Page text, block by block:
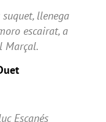
llenega
escairat, a
Marçal.
Escanés